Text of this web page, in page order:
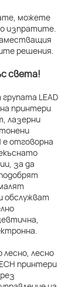
можете
изпратите.
решения.
света!
LEAD
принтери
лазерни
е отговорна
за да
обслужват
лесно
принтери